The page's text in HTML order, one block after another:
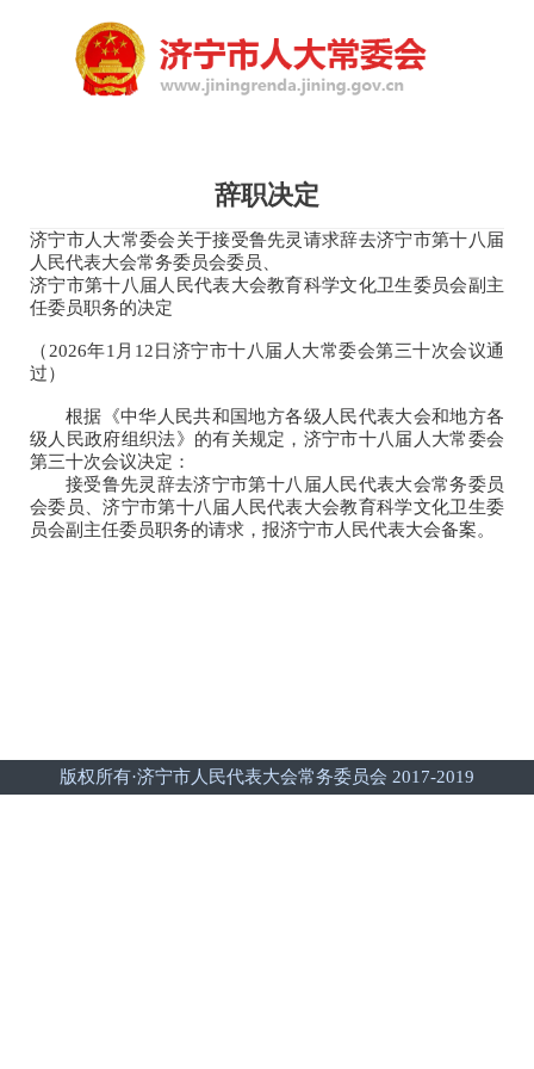
辞职决定
济宁市人大常委会关于接受鲁先灵请求辞去济宁市第十八届
人民代表大会常务委员会委员、
济宁市第十八届人民代表大会教育科学文化卫生委员会副主
任委员职务的决定
（2026年1月12日济宁市十八届人大常委会第三十次会议通
过）
根据《中华人民共和国地方各级人民代表大会和地方各
级人民政府组织法》的有关规定，济宁市十八届人大常委会
第三十次会议决定：
接受鲁先灵辞去济宁市第十八届人民代表大会常务委员
会委员、济宁市第十八届人民代表大会教育科学文化卫生委
员会副主任委员职务的请求，报济宁市人民代表大会备案。
版权所有·济宁市人民代表大会常务委员会 2017-2019